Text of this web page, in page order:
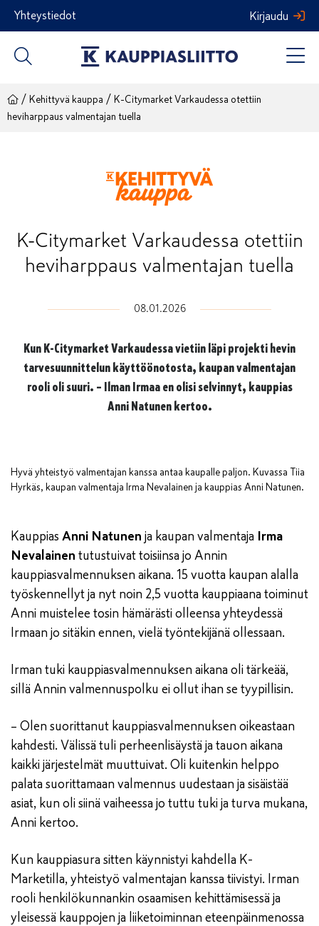
Siirry
sisältöön
Yhteystiedot Kirjaudu
/ Kehittyvä kauppa / K-Citymarket Varkaudessa otettiin
heviharppaus valmentajan tuella
K-Citymarket Varkaudessa otettiin
heviharppaus valmentajan tuella
08.01.2026
Kun K-Citymarket Varkaudessa vietiin läpi projekti hevin
tarvesuunnittelun käyttöönotosta, kaupan valmentajan
rooli oli suuri. – Ilman Irmaa en olisi selvinnyt, kauppias
Anni Natunen kertoo.
Hyvä yhteistyö valmentajan kanssa antaa kaupalle paljon. Kuvassa Tiia
Hyrkäs, kaupan valmentaja Irma Nevalainen ja kauppias Anni Natunen.
Kauppias Anni Natunen ja kaupan valmentaja Irma
Nevalainen tutustuivat toisiinsa jo Annin
kauppiasvalmennuksen aikana. 15 vuotta kaupan alalla
työskennellyt ja nyt noin 2,5 vuotta kauppiaana toiminut
Anni muistelee tosin hämärästi olleensa yhteydessä
Irmaan jo sitäkin ennen, vielä työntekijänä ollessaan.
Irman tuki kauppiasvalmennuksen aikana oli tärkeää,
sillä Annin valmennuspolku ei ollut ihan se tyypillisin.
– Olen suorittanut kauppiasvalmennuksen oikeastaan
kahdesti. Välissä tuli perheenlisäystä ja tauon aikana
kaikki järjestelmät muuttuivat. Oli kuitenkin helppo
palata suorittamaan valmennus uudestaan ja sisäistää
asiat, kun oli siinä vaiheessa jo tuttu tuki ja turva mukana,
Anni kertoo.
Kun kauppiasura sitten käynnistyi kahdella K-
Marketilla, yhteistyö valmentajan kanssa tiivistyi. Irman
rooli henkilökunnankin osaamisen kehittämisessä ja
yleisessä kauppojen ja liiketoiminnan eteenpäinmenossa